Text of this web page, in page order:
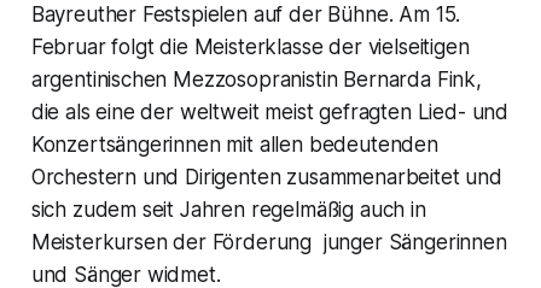
Bayreuther Festspielen auf der Bühne. Am 15.
Februar folgt die Meisterklasse der vielseitigen
argentinischen Mezzosopranistin Bernarda Fink,
die als eine der weltweit meist gefragten Lied- und
Konzertsängerinnen mit allen bedeutenden
Orchestern und Dirigenten zusammenarbeitet und
sich zudem seit Jahren regelmäßig auch in
Meisterkursen der Förderung junger Sängerinnen
und Sänger widmet.